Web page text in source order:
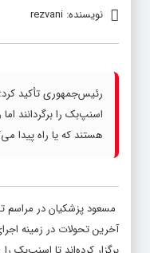
نویسنده: rezvani
رئیس‌جمهوری تأکید
اسنپ‌بک را برگردانند
هستند که یا راه پیدا
آخرین تحولات در زمینه